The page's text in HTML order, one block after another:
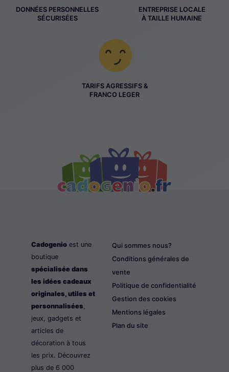
DONNÉES PERSONNELLES
SÉCURISÉES
ENTREPRISE LOCALE
À TAILLE HUMAINE
TARIFS AGRESSIFS &
FRANCO LEGER
Cadogenio est une
boutique
spécialisée dans
les idées cadeaux
originales, utiles et
personnalisées
jeux, gadgets et
articles de
décoration à tous
les prix. Découvrez
plus de 6 000
Qui sommes nous?
Conditions générales de
vente
Politique de confidentialité
Gestion des cookies
Mentions légales
Plan du site